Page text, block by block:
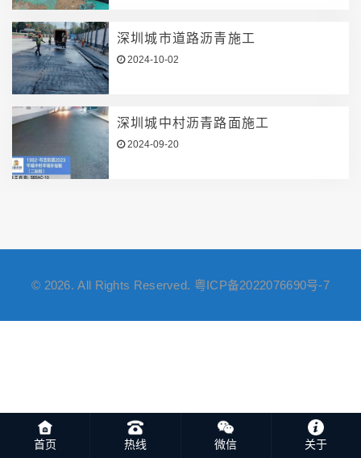
深圳城市道路沥青施工
2024-10-02
深圳城中村沥青路面施工
2024-09-20
© 2026. All Rights Reserved. 粤ICP备2022076690号-7
首页 热线 微信 关于